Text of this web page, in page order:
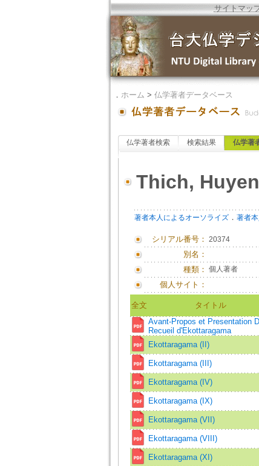
サイトマッ
． ホーム > 仏学著者データベース
仏学著者検索 検索結果 仏学著
Thich,
著者本人によるオーソライズ． 著者
シリアル番号： 20374
別名：
種類： 個人著者
個人サイト：
全文 タイトル
Avant-Propos et Presentation
Recueil d'Ekottaragama
Ekottaragama (II)
Ekottaragama (III)
Ekottaragama (IV)
Ekottaragama (IX)
Ekottaragama (VII)
Ekottaragama (VIII)
Ekottaragama (XI)